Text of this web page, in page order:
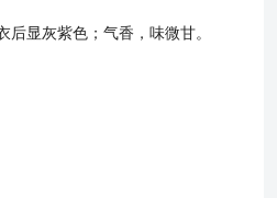
显灰紫色；气香，味微甘。